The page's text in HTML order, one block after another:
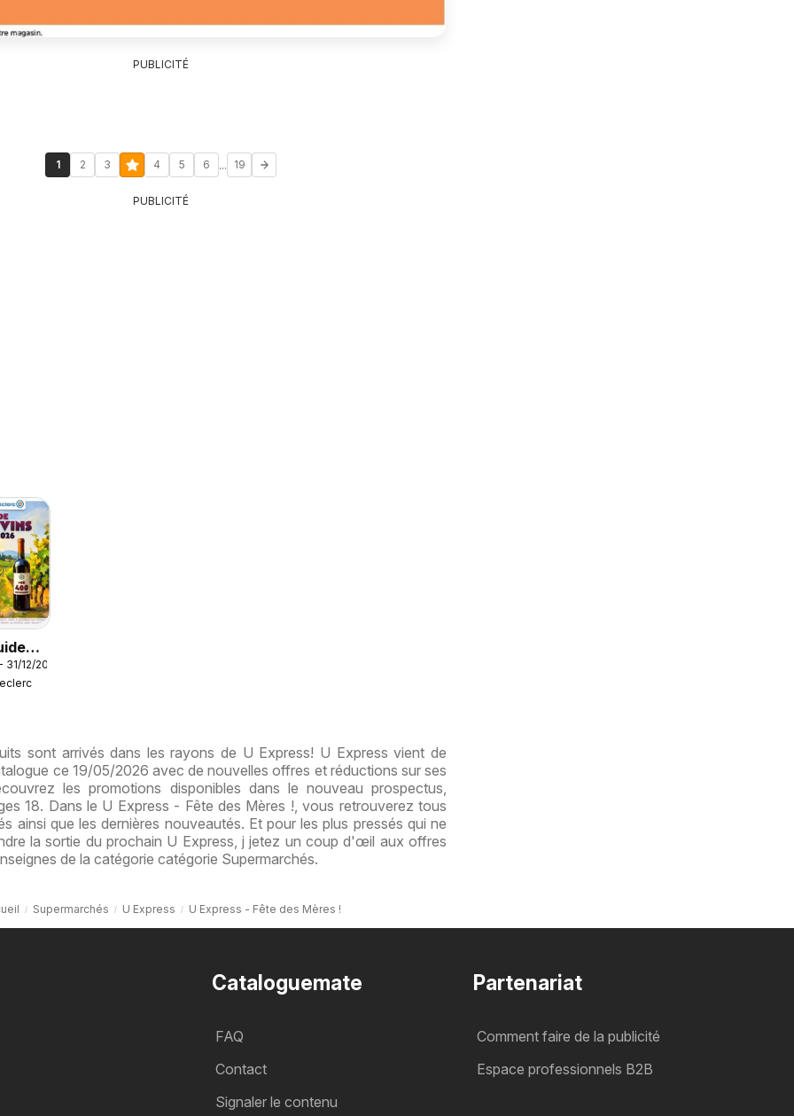
PUBLICITÉ
1 2 3 4 5 6 ... 19
PUBLICITÉ
12/2026
sont arrivés dans les rayons de U Express! U Express vient de
ce 19/05/2026 avec de nouvelles offres et réductions sur ses
les promotions disponibles dans le nouveau prospectus,
18. Dans le U Express - Fête des Mères !, vous retrouverez tous
ainsi que les dernières nouveautés. Et pour les plus pressés qui ne
la sortie du prochain U Express, j jetez un coup d'œil aux offres
de la catégorie catégorie Supermarchés.
Supermarchés U Express U Express - Fête des Mères !
Cataloguemate
FAQ
Contact
Signaler le contenu
Partenariat
Comment faire de la publicité
Espace professionnels B2B